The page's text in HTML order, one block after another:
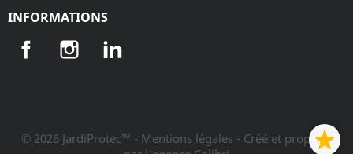
INFORMATIONS
Facebook Instagram
© 2026 JardiProtec™ - Mentions légales - Créé et propulsé